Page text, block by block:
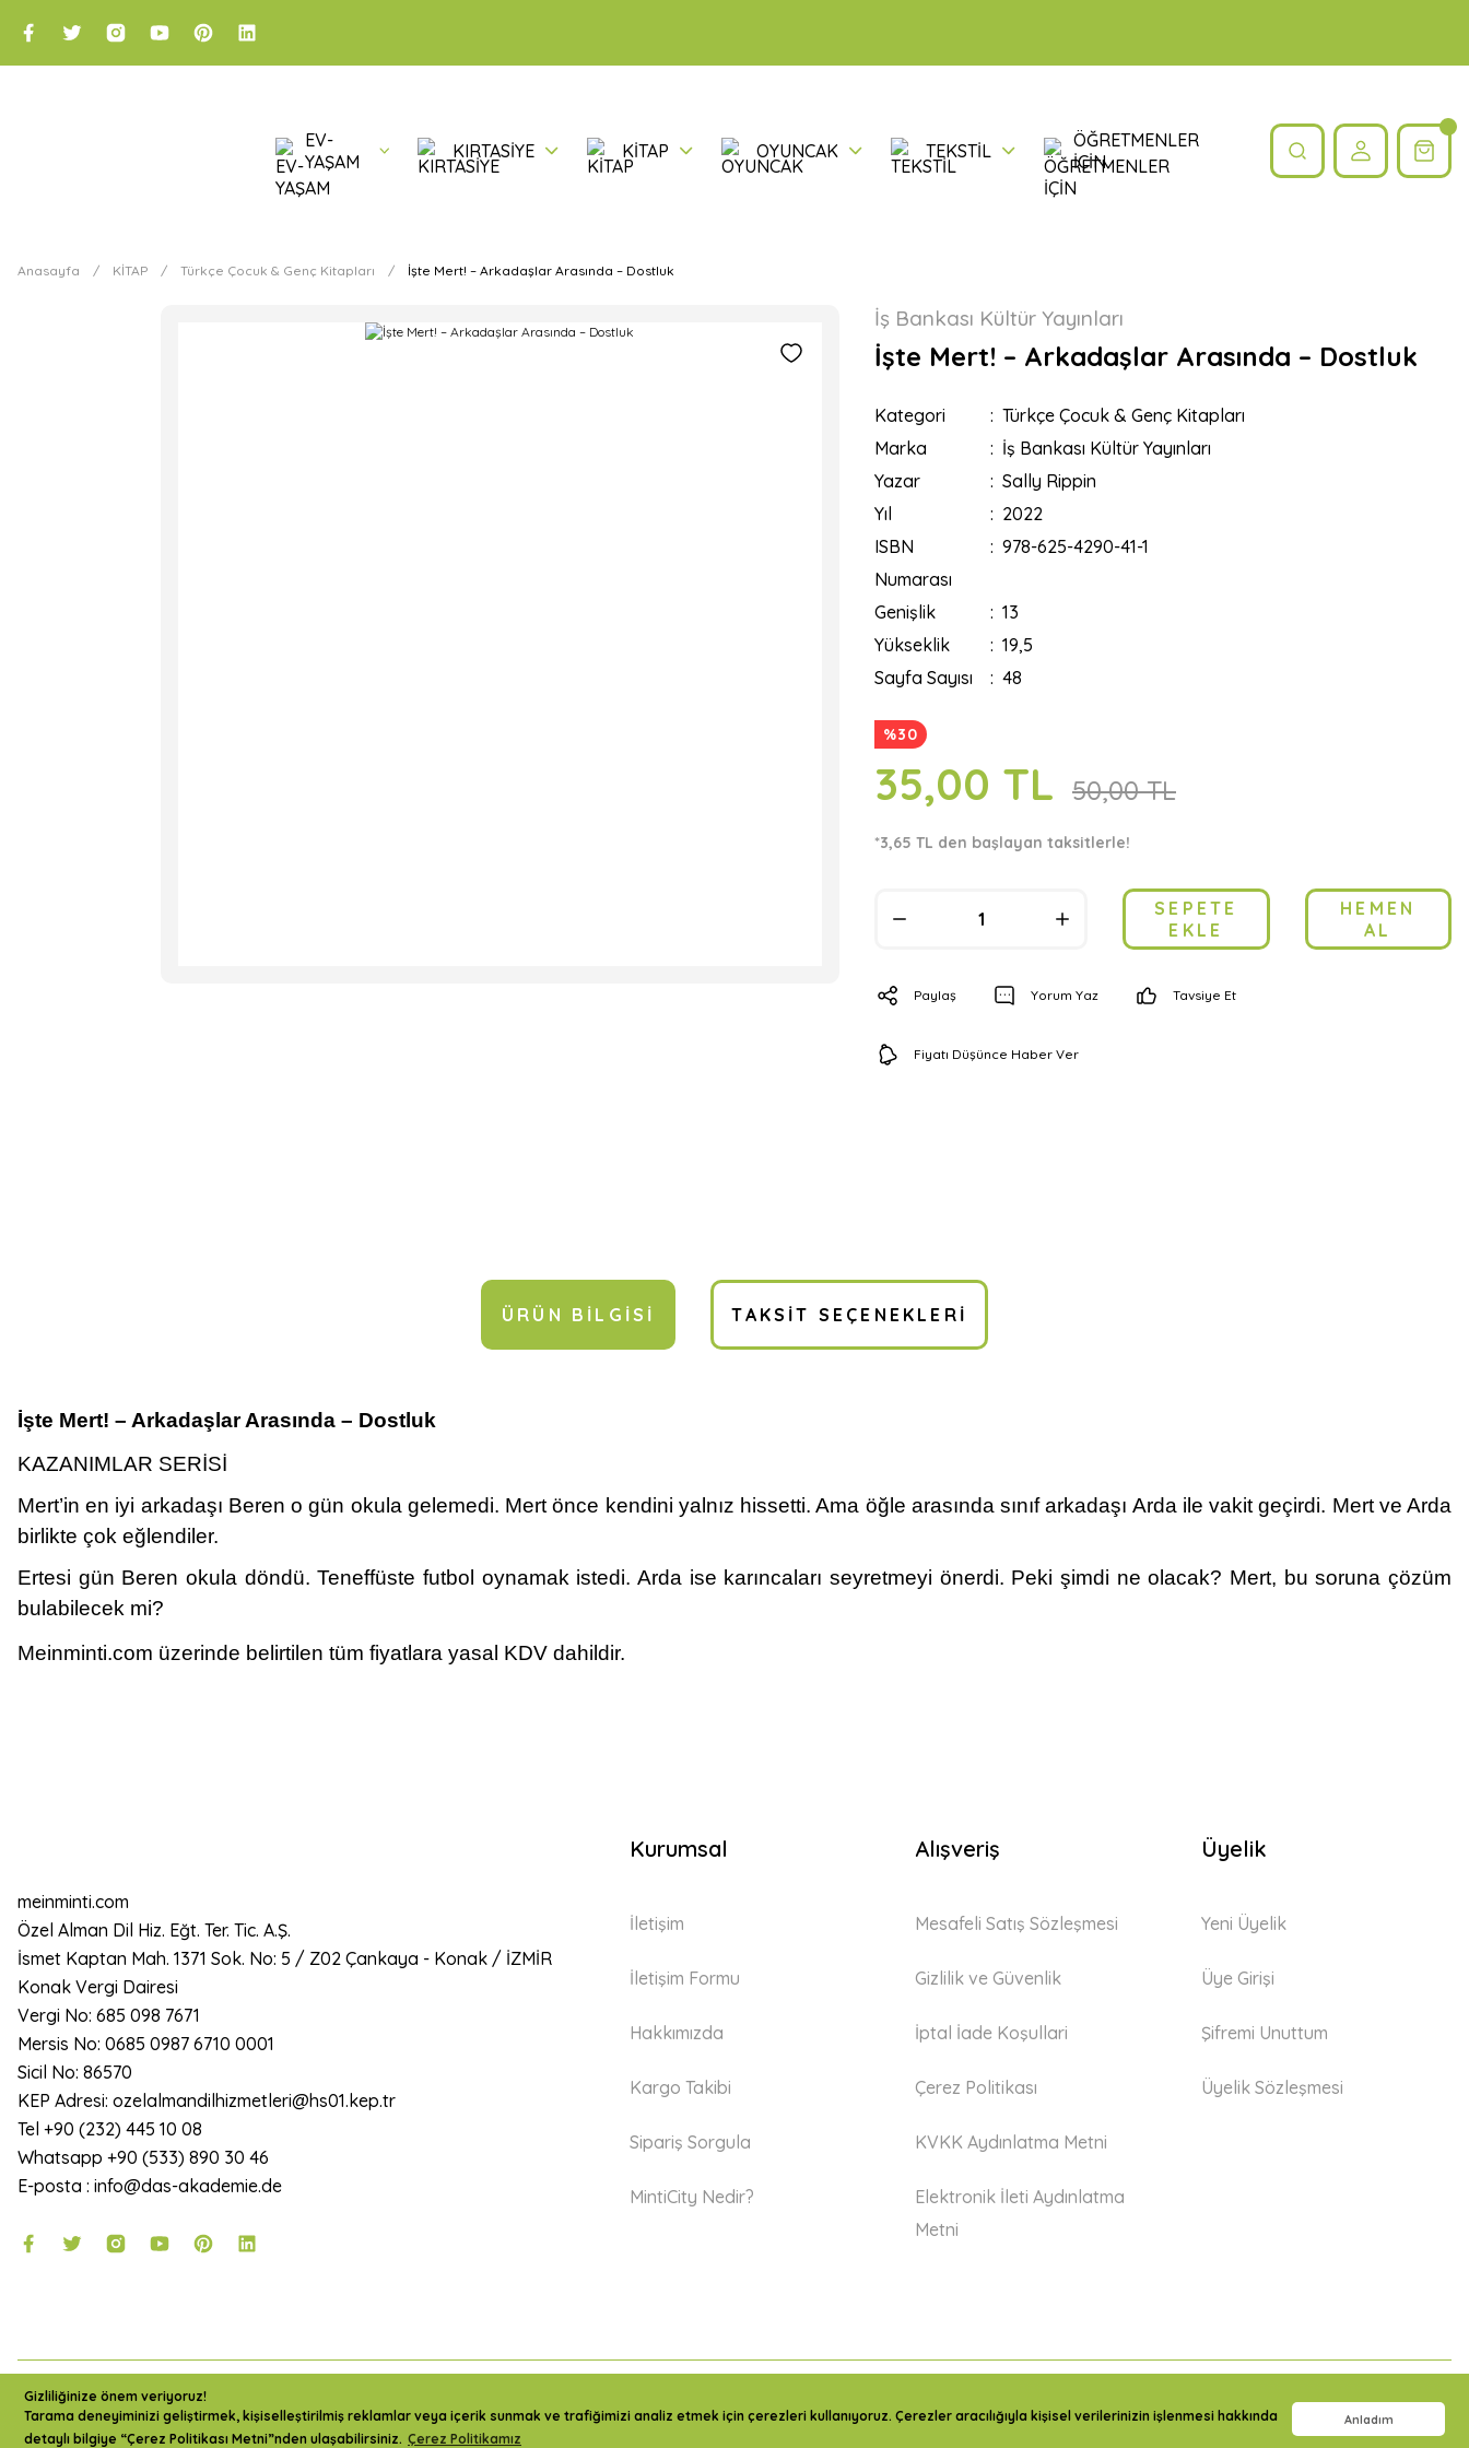
Gizliliğinize önem veriyoruz!
Tarama deneyiminizi geliştirmek, kişiselleştirilmiş reklamlar veya içerik sunmak ve trafiğimizi analiz etmek için çerezleri kullanıyoruz. Çerezler aracılığıyla kişisel verilerinizin işlenmesi hakkında
detaylı bilgiye “Çerez Politikası Metni”nden ulaşabilirsiniz. Çerez Politikamız
Anladım
EV-
YAŞAM
KIRTASİYE KİTAP OYUNCAK TEKSTİL
ÖĞRETMENLER
İÇİN
Anasayfa KİTAP Türkçe Çocuk & Genç Kitapları İşte Mert! – Arkadaşlar Arasında – Dostluk
İş Bankası Kültür Yayınları
İşte Mert! – Arkadaşlar Arasında – Dostluk
Kategori
Türkçe Çocuk & Genç Kitapları
Marka
İş Bankası Kültür Yayınları
Yazar
Sally Rippin
Yıl
2022
ISBN
Numarası
978-625-4290-41-1
Genişlik
13
Yükseklik
19,5
Sayfa Sayısı
48
%30
35,00 TL 50,00 TL
*3,65 TL den başlayan taksitlerle!
SEPETE
EKLE
HEMEN
AL
Paylaş Yorum Yaz Tavsiye Et
Fiyatı Düşünce Haber Ver
ÜRÜN BILGISI TAKSIT SEÇENEKLERI
İşte Mert! – Arkadaşlar Arasında – Dostluk
KAZANIMLAR SERİSİ
Mert’in en iyi arkadaşı Beren o gün okula gelemedi. Mert önce kendini yalnız hissetti. Ama öğle arasında sınıf arkadaşı Arda ile vakit geçirdi. Mert ve Arda
birlikte çok eğlendiler.
Ertesi gün Beren okula döndü. Teneffüste futbol oynamak istedi. Arda ise karıncaları seyretmeyi önerdi. Peki şimdi ne olacak? Mert, bu soruna çözüm
bulabilecek mi?
Meinminti.com üzerinde belirtilen tüm fiyatlara yasal KDV dahildir.
meinminti.com
Özel Alman Dil Hiz. Eğt. Ter. Tic. A.Ş.
İsmet Kaptan Mah. 1371 Sok. No: 5 / Z02 Çankaya - Konak / İZMİR
Konak Vergi Dairesi
Vergi No: 685 098 7671
Mersis No: 0685 0987 6710 0001
Sicil No: 86570
KEP Adresi: ozelalmandilhizmetleri@hs01.kep.tr
Tel +90 (232) 445 10 08
Whatsapp +90 (533) 890 30 46
E-posta : info@das-akademie.de
Kurumsal
İletişim
İletişim Formu
Hakkımızda
Kargo Takibi
Sipariş Sorgula
MintiCity Nedir?
Alışveriş
Mesafeli Satış Sözleşmesi
Gizlilik ve Güvenlik
İptal İade Koşullari
Çerez Politikası
KVKK Aydınlatma Metni
Elektronik İleti Aydınlatma
Metni
Üyelik
Yeni Üyelik
Üye Girişi
Şifremi Unuttum
Üyelik Sözleşmesi
2024 Copyright DAS Akademie - Tüm Hakları Saklıdır.